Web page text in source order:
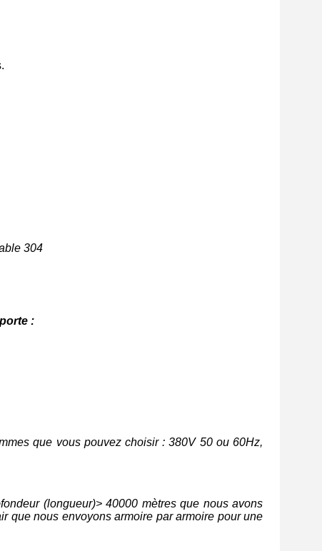
304
:
que vous pouvez choisir : 380V 50 ou 60Hz,
(longueur)> 40000 mètres que nous avons
que nous envoyons armoire par armoire pour une